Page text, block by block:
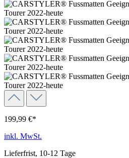
199,99 €*
inkl. MwSt.
Lieferfrist, 10-12 Tage